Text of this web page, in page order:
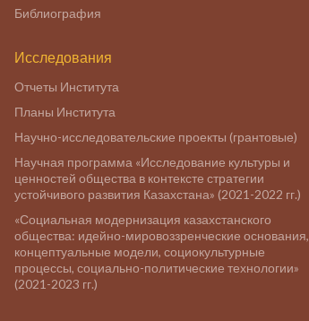
Библиография
Исследования
Отчеты Института
Планы Института
Научно-исследовательские проекты (грантовые)
Научная программа «Исследование культуры и
ценностей общества в контексте стратегии
устойчивого развития Казахстана» (2021-2022 гг.)
«Социальная модернизация казахстанского
общества: идейно-мировоззренческие основания,
концептуальные модели, социокультурные
процессы, социально-политические технологии»
(2021-2023 гг.)